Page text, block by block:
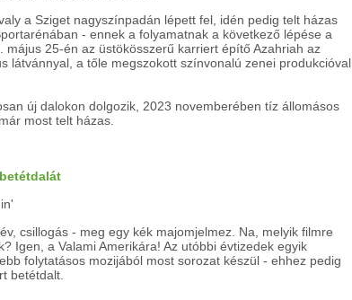
a Sziget nagyszínpadán lépett fel, idén pedig telt házas
- ennek a folyamatnak a következő lépése a
május 25-én az üstökösszerű karriert építő Azahriah az
látvánnyal, a tőle megszokott színvonalú zenei produkcióval
új dalokon dolgozik, 2023 novemberében tíz állomásos
most telt házas.
csillogás - meg egy kék majomjelmez. Na, melyik filmre
Igen, a Valami Amerikára! Az utóbbi évtizedek egyik
folytatásos mozijából most sorozat készül - ehhez pedig
betétdalt.